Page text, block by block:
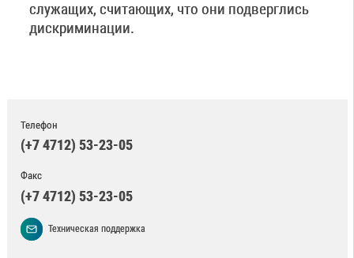
служащих, считающих, что они подверглись
дискриминации.
Телефон
(+7 4712) 53-23-05
Факс
(+7 4712) 53-23-05
Техническая поддержка